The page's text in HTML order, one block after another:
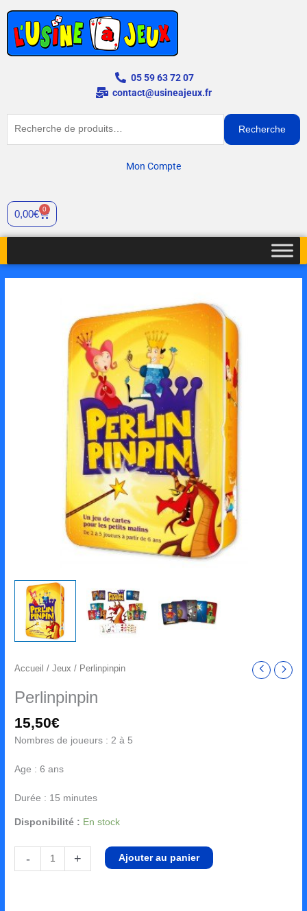
contenu
05 59 63 72 07
contact@usineajeux.fr
Recherche
Mon Compte
0,00€ 0
Cart
Accueil /Jeux / Perlinpinpin
Perlinpinpin
15,50€
Nombres de joueurs : 2 à 5
Age : 6 ans
Durée : 15 minutes
Disponibilité : En stock
- + Ajouter au panier